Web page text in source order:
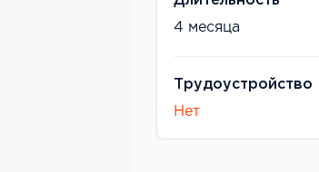
4 месяца
Трудоустройство
Нет